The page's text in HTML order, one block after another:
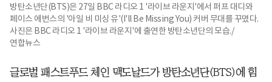
방탄소년단(BTS)은 27일 BBC 라디오 1 '라이브 라운지'에서 퍼프 대디와
페이스 에번스의 '아일 비 미싱 유'(I'll Be Missing You) 커버 무대를 꾸몄다.
사진은 BBC 라디오 1 '라이브 라운지'에 출연한 방탄소년단의 모습./
연합뉴스
글로벌 패스트푸드 체인 맥도날드가 방탄소년단(BTS)에 힘